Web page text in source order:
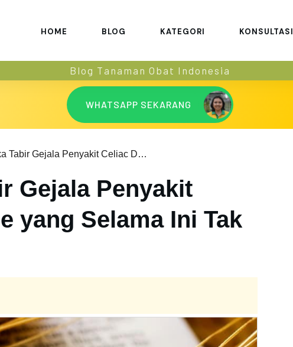
HOME BLOG KATEGORI KONSULTASI
Blog Tanaman Obat Indonesia
WHATSAPP SEKARANG
Membuka Tabir Gejala Penyakit Celiac Desease yang Selama Ini Tak Disadari
Gejala Penyakit
yang Selama Ini Tak